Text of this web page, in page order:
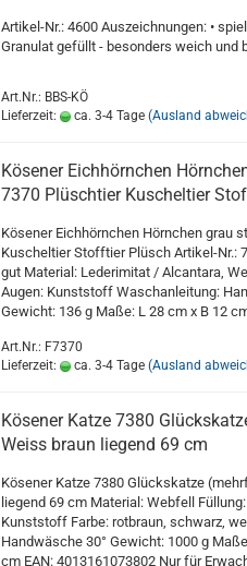
Artikel-Nr.: 4600 Auszeichnungen: •
Granulat gefüllt - besonders weich und
Art.Nr.: BBS-KÖ
Lieferzeit:
ca. 3-4 Tage (Ausland
Kösener Eichhörnchen
7370 Plüschtier Kuscheltier
Kösener Eichhörnchen Hörnchen grau
Kuscheltier Stofftier Plüsch Artikel-Nr.:
gut Material: Lederimitat / Alcantara,
Augen: Kunststoff Waschanleitung:
Gewicht: 136 g Maße: L 28 cm x B 12
Art.Nr.: F7370
Lieferzeit:
ca. 3-4 Tage (Ausland
Kösener Katze 7380
Weiss braun liegend 69 cm
Kösener Katze 7380 Glückskatze
liegend 69 cm Material: Webfell
Kunststoff Farbe: rotbraun, schwarz,
Handwäsche 30° Gewicht: 1000 g
cm EAN: 4013161073802 Nur für